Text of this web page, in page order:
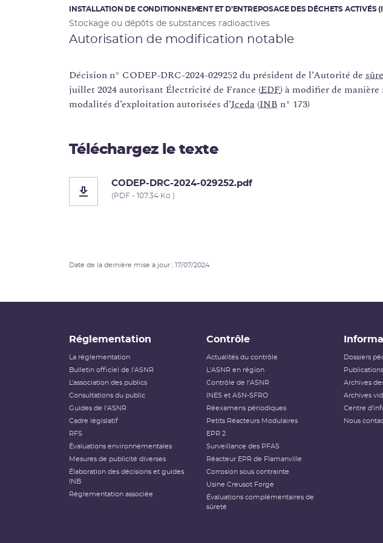
INSTALLATION DE CONDITIONNEMENT ET D’ENTREPOSAGE DES DÉCHETS ACTIVÉS
Stockage ou dépôts de substances radioactives
Autorisation de modification notable
Décision n° CODEP-DRC-2024-029252 du président de l’Autorité de
juillet 2024 autorisant Électricité de France (EDF) à modifier de manière
modalités d’exploitation autorisées d’Iceda (INB n° 173)
Téléchargez le texte
CODEP-DRC-2024-029252.pdf
(PDF - 107.34 Ko )
Date de la dernière mise à jour : 17/07/2024
Réglementation
La réglementation
Bulletin officiel de l'ASNR
L’association des publics
Consultations du public
Guides de l'ASNR
Cadre législatif
RFS
Évaluations environnementales
Mesures de publicité diverses
Élaboration des décisions et guides
INB
Réglementation associée
Contrôle
Actualités du contrôle
L'ASNR en région
Contrôle de l'ASNR
INES et ASN-SFRO
Réexamens périodiques
Petits Réacteurs Modulaires
EPR 2
Surveillance des PFAS
Réacteur EPR de Flamanville
Corrosion sous contrainte
Usine Creusot Forge
Évaluations complémentaires de
sûreté
Dossiers
Publications
Archives
Archives
Centre
Nous